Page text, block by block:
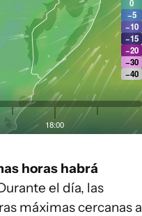
horas habrá
el día, las
máximas cercanas a